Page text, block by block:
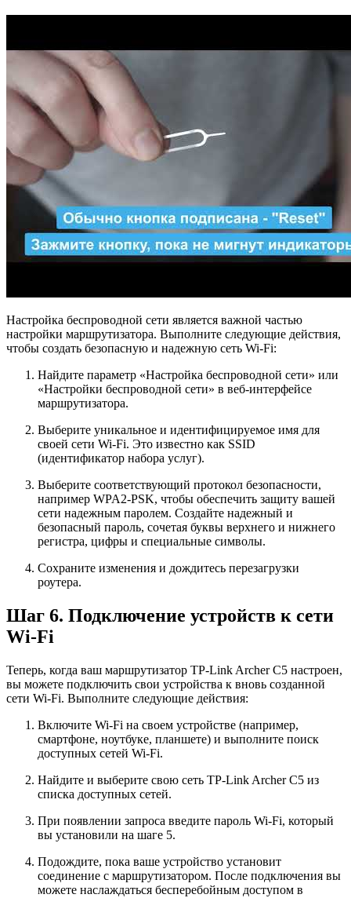
Настройка беспроводной сети является важной частью
настройки маршрутизатора. Выполните следующие действия,
чтобы создать безопасную и надежную сеть Wi-Fi:
Найдите параметр «Настройка беспроводной сети» или
«Настройки беспроводной сети» в веб-интерфейсе
маршрутизатора.
Выберите уникальное и идентифицируемое имя для
своей сети Wi-Fi. Это известно как SSID
(идентификатор набора услуг).
Выберите соответствующий протокол безопасности,
например WPA2-PSK, чтобы обеспечить защиту вашей
сети надежным паролем. Создайте надежный и
безопасный пароль, сочетая буквы верхнего и нижнего
регистра, цифры и специальные символы.
Сохраните изменения и дождитесь перезагрузки
роутера.
Шаг 6. Подключение устройств к сети
Wi-Fi
Теперь, когда ваш маршрутизатор TP-Link Archer C5 настроен,
вы можете подключить свои устройства к вновь созданной
сети Wi-Fi. Выполните следующие действия:
Включите Wi-Fi на своем устройстве (например,
смартфоне, ноутбуке, планшете) и выполните поиск
доступных сетей Wi-Fi.
Найдите и выберите свою сеть TP-Link Archer C5 из
списка доступных сетей.
При появлении запроса введите пароль Wi-Fi, который
вы установили на шаге 5.
Подождите, пока ваше устройство установит
соединение с маршрутизатором. После подключения вы
можете наслаждаться бесперебойным доступом в